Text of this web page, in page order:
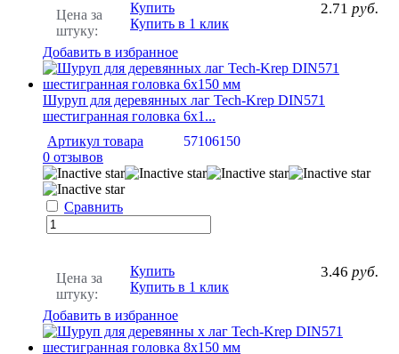
Цена за
штуку:
2.71 руб.
Купить
Купить в 1 клик
Добавить в избранное
Шуруп для деревянных лаг Tech-Krep DIN571
шестигранная головка 6х1...
Артикул товара
57106150
0 отзывов
Сравнить
Цена за
штуку:
3.46 руб.
Купить
Купить в 1 клик
Добавить в избранное